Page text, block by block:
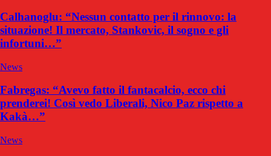
Calhanoglu: “Nessun contatto per il rinnovo: la
situazione! Il mercato, Stankovic, il sogno e gli
infortuni…”
News
Fabregas: “Avevo fatto il fantacalcio, ecco chi
prenderei! Così vedo Liberali, Nico Paz rispetto a
Kakà…”
News